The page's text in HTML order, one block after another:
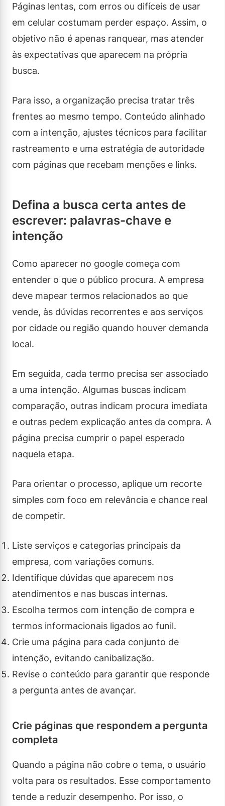
Páginas lentas, com erros ou difíceis de usar
em celular costumam perder espaço. Assim, o
objetivo não é apenas ranquear, mas atender
às expectativas que aparecem na própria
busca.
Para isso, a organização precisa tratar três
frentes ao mesmo tempo. Conteúdo alinhado
com a intenção, ajustes técnicos para facilitar
rastreamento e uma estratégia de autoridade
com páginas que recebam menções e links.
Defina a busca certa antes de
escrever: palavras-chave e
intenção
Como aparecer no google começa com
entender o que o público procura. A empresa
deve mapear termos relacionados ao que
vende, às dúvidas recorrentes e aos serviços
por cidade ou região quando houver demanda
local.
Em seguida, cada termo precisa ser associado
a uma intenção. Algumas buscas indicam
comparação, outras indicam procura imediata
e outras pedem explicação antes da compra. A
página precisa cumprir o papel esperado
naquela etapa.
Para orientar o processo, aplique um recorte
simples com foco em relevância e chance real
de competir.
Liste serviços e categorias principais da
empresa, com variações comuns.
Identifique dúvidas que aparecem nos
atendimentos e nas buscas internas.
Escolha termos com intenção de compra e
termos informacionais ligados ao funil.
Crie uma página para cada conjunto de
intenção, evitando canibalização.
Revise o conteúdo para garantir que responde
a pergunta antes de avançar.
Crie páginas que respondem a pergunta
completa
Quando a página não cobre o tema, o usuário
volta para os resultados. Esse comportamento
tende a reduzir desempenho. Por isso, o